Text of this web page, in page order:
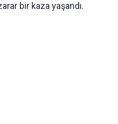
bir kaza yaşandı.